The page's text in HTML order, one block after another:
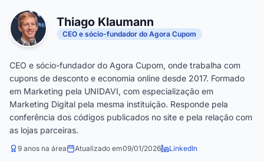
Thiago Klaumann
CEO e sócio-fundador do Agora Cupom
CEO e sócio-fundador do Agora Cupom, onde trabalha com
cupons de desconto e economia online desde 2017. Formado
em Marketing pela UNIDAVI, com especialização em
Marketing Digital pela mesma instituição. Responde pela
conferência dos códigos publicados no site e pela relação com
as lojas parceiras.
9 anos na área Atualizado em09/01/2026 LinkedIn